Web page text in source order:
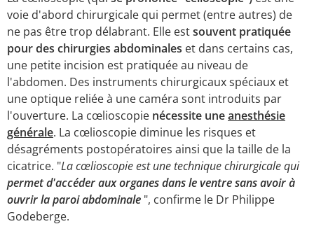
voie d'abord chirurgicale qui permet (entre autres) de
ne pas être trop délabrant. Elle estsouvent pratiquée
pour des chirurgies abdominales et dans certains cas,
une petite incision est pratiquée au niveau de
l'abdomen. Des instruments chirurgicaux spéciaux et
une optique reliée à une caméra sont introduits par
l'ouverture. La cœlioscopie nécessite uneanesthésie
générale. La cœlioscopie diminue les risques et
désagréments postopératoires ainsi que la taille de la
cicatrice. "La cœlioscopie est une technique chirurgicale qui
permet d'accéder aux organes dans le ventre sans avoir à
ouvrir la paroi abdominale ", confirme le Dr Philippe
Godeberge.